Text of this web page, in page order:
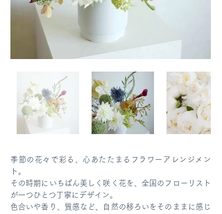
季節の花々で彩る、心あたたまるフラワーアレンジメン
ト。
その時期にいちばん美しく咲く花を、全国のフローリスト
が一つひとつ丁寧にデザイン。
色合いや香り、質感など、自然の移ろいをそのままに感じ